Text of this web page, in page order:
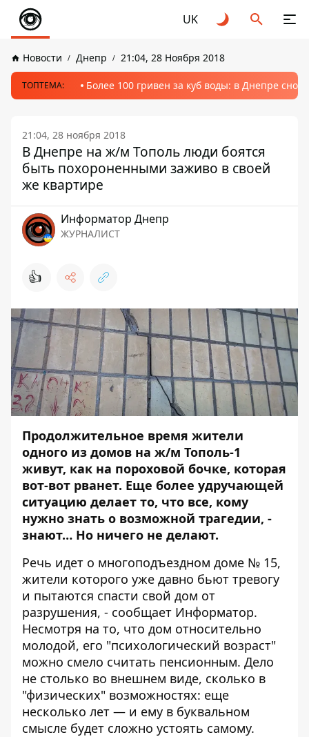
UK
Новости Днепр 21:04, 28 Ноября 2018
ТОПТЕМА: Более 100 гривен за куб воды: в Днепре
21:04, 28 ноября 2018
В Днепре на ж/м Тополь люди боятся
быть похороненными заживо в своей
же квартире
Информатор Днепр
ЖУРНАЛИСТ
👍
Продолжительное время жители
одного из домов на ж/м Тополь-1
живут, как на пороховой бочке, которая
вот-вот рванет. Еще более удручающей
ситуацию делает то, что все, кому
нужно знать о возможной трагедии, -
знают… Но ничего не делают.
Речь идет о многоподъездном доме № 15,
жители которого уже давно бьют тревогу
и пытаются спасти свой дом от
разрушения, - сообщает Информатор.
Несмотря на то, что дом относительно
молодой, его "психологический возраст"
можно смело считать пенсионным. Дело
не столько во внешнем виде, сколько в
"физических" возможностях: еще
несколько лет — и ему в буквальном
смысле будет сложно устоять самому.